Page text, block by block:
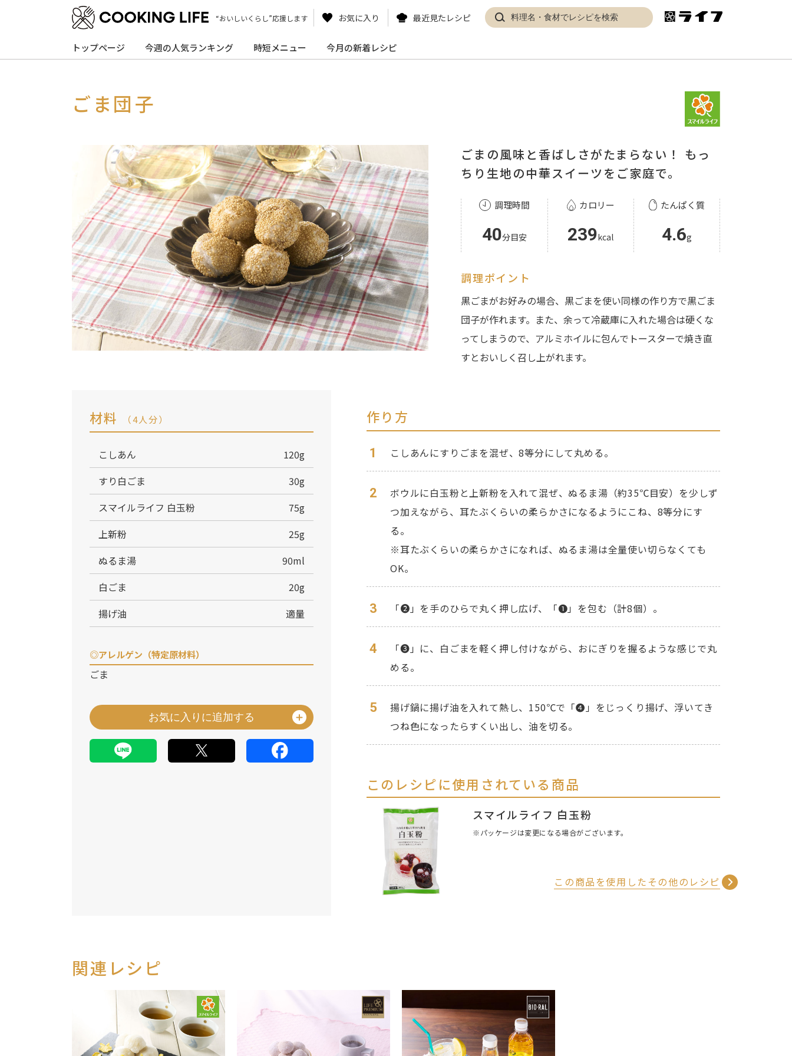
“おいしいくらし”応援します お気に入り 最近見たレシピ
トップページ 今週の人気ランキング 時短メニュー 今月の新着レシピ
ごま団子
ごまの風味と香ばしさがたまらない！ もっ
ちり生地の中華スイーツをご家庭で。
調理時間
40分目安
カロリー
239kcal
たんぱく質
4.6g
調理ポイント
黒ごまがお好みの場合、黒ごまを使い同様の作り方で黒ごま
団子が作れます。また、余って冷蔵庫に入れた場合は硬くな
ってしまうので、アルミホイルに包んでトースターで焼き直
すとおいしく召し上がれます。
材料 （4人分）
こしあん
120g
すり白ごま
30g
スマイルライフ 白玉粉
75g
上新粉
25g
ぬるま湯
90ml
白ごま
20g
揚げ油
適量
◎アレルゲン（特定原材料）
ごま
お気に入りに追加する
作り方
1 こしあんにすりごまを混ぜ、8等分にして丸める。
2
ボウルに白玉粉と上新粉を入れて混ぜ、ぬるま湯（約35℃目安）を少しず
つ加えながら、耳たぶくらいの柔らかさになるようにこね、8等分にす
る。
※耳たぶくらいの柔らかさになれば、ぬるま湯は全量使い切らなくても
OK。
3 「❷」を手のひらで丸く押し広げ、「❶」を包む（計8個）。
4
「❸」に、白ごまを軽く押し付けながら、おにぎりを握るような感じで丸
める。
5
揚げ鍋に揚げ油を入れて熱し、150℃で「❹」をじっくり揚げ、浮いてき
つね色になったらすくい出し、油を切る。
このレシピに使用されている商品
スマイルライフ 白玉粉
※パッケージは変更になる場合がございます。
この商品を使用したその他のレシピ
関連レシピ